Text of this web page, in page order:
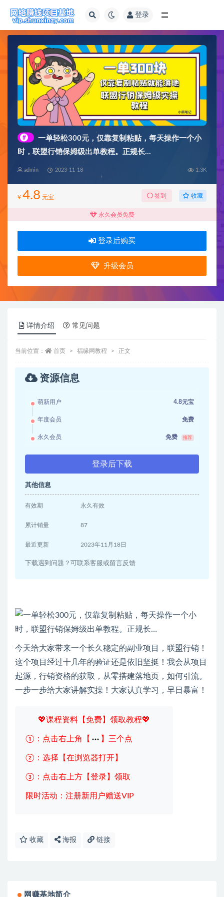
登录
#
一单轻松300元，仅靠复制粘贴，每天操作一个小
时，联盟行销保姆级出单教程。正规长…
admin 2023-11-18 1.3K
¥ 4.8 元宝 签到 收藏
永久会员免费
登录后购买
升级会员
详情介绍 常见问题
当前位置： 首页 福缘网教程 正文
资源信息
萌新用户 4.8元宝
年度会员 免费
永久会员 免费 推荐
登录后下载
其他信息
有效期 永久有效
累计销量 87
最近更新 2023年11月18日
下载遇到问题？可联系客服或留言反馈
今天给大家带来一个长久稳定的副业项目，联盟行销！
这个项目经过十几年的验证还是依旧坚挺！我会从项目
起源，行销资格的获取，从零搭建落地页，如何引流。
一步一步给大家讲解实操！大家认真学习，早日暴富！
💖课程资料【免费】领取教程💖
①：点击右上角【 】三个点
②：选择【在浏览器打开】
③：点击右上方【登录】领取
限时活动：注册新用户赠送VIP
收藏 海报 链接
网赚基地简介